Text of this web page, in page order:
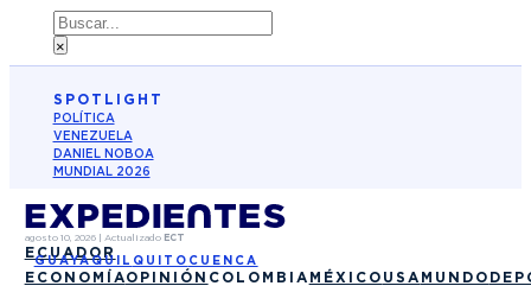
Buscar
×
SPOTLIGHT
POLÍTICA
VENEZUELA
DANIEL NOBOA
MUNDIAL 2026
agosto 10, 2026| Actualizado ECT
ECUADOR
GUAYAQUIL QUITO CUENCA
ECONOMÍAOPINIÓN COLOMBIA MÉXICO USA MUNDO